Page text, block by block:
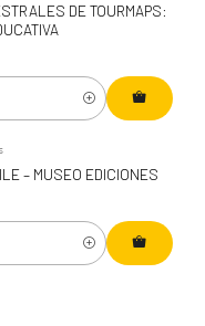
DE TOURMAPS:
– MUSEO EDICIONES